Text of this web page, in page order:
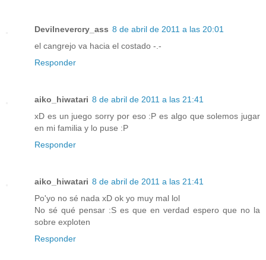
Devilnevercry_ass 8 de abril de 2011 a las 20:01
el cangrejo va hacia el costado -.-
Responder
aiko_hiwatari 8 de abril de 2011 a las 21:41
xD es un juego sorry por eso :P es algo que solemos jugar
en mi familia y lo puse :P
Responder
aiko_hiwatari 8 de abril de 2011 a las 21:41
Po'yo no sé nada xD ok yo muy mal lol
No sé qué pensar :S es que en verdad espero que no la
sobre exploten
Responder